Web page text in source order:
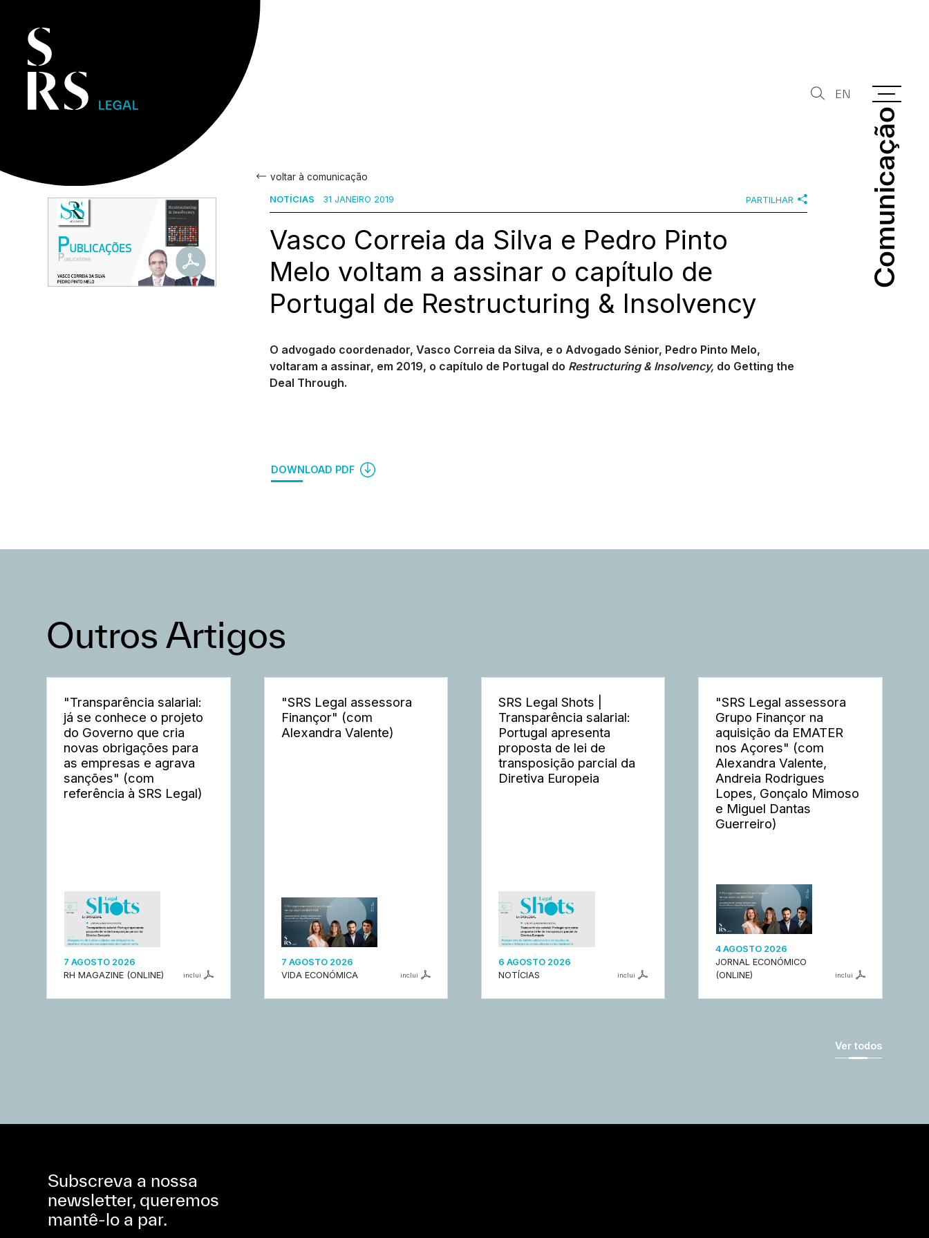
Comunicação
Comunicação
EN
voltar à comunicação
NOTÍCIAS 31 JANEIRO 2019 PARTILHAR
Vasco Correia da Silva e Pedro Pinto
Melo voltam a assinar o capítulo de
Portugal de Restructuring & Insolvency
O advogado coordenador, Vasco Correia da Silva, e o Advogado Sénior, Pedro Pinto Melo,
voltaram a assinar, em 2019, o capítulo de Portugal do Restructuring & Insolvency, do Getting the
Deal Through.
DOWNLOAD PDF
Outros Artigos
"Transparência salarial:
já se conhece o projeto
do Governo que cria
novas obrigações para
as empresas e agrava
sanções" (com
referência à SRS Legal)
7 AGOSTO 2026
RH MAGAZINE (ONLINE)
inclui
"SRS Legal assessora
Finançor" (com
Alexandra Valente)
7 AGOSTO 2026
VIDA ECONÓMICA
inclui
SRS Legal Shots |
Transparência salarial:
Portugal apresenta
proposta de lei de
transposição parcial da
Diretiva Europeia
6 AGOSTO 2026
NOTÍCIAS
inclui
"SRS Legal assessora
Grupo Finançor na
aquisição da EMATER
nos Açores" (com
Alexandra Valente,
Andreia Rodrigues
Lopes, Gonçalo Mimoso
e Miguel Dantas
Guerreiro)
4 AGOSTO 2026
JORNAL ECONÓMICO
(ONLINE)
inclui
Ver todos
Subscreva a nossa
newsletter, queremos
mantê-lo a par.